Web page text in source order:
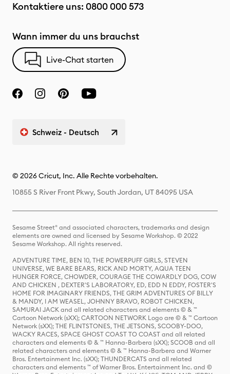
Kontaktiere uns: 0800 000 573
Wann immer du uns brauchst
Live-Chat starten
Schweiz - Deutsch
© 2026 Cricut, Inc. Alle Rechte vorbehalten.
10855 S River Front Pkwy, South Jordan, UT 84095 USA
Sesame Street® and associated characters, trademarks and design
elements are owned and licensed by Sesame Workshop. © 2022
Sesame Workshop. All rights reserved.
ADVENTURE TIME, BEN 10, THE POWERPUFF GIRLS, STEVEN
UNIVERSE, WE BARE BEARS, RICK AND MORTY, AQUA TEEN
HUNGER FORCE, CHOWDER, COURAGE THE COWARDLY DOG, COW
AND CHICKEN , DEXTER'S LABORATORY, ED, EDD N EDDY, FOSTER'S
HOME FOR IMAGINARY FRIENDS, THE GRIM ADVENTURES OF BILLY
& MANDY, I AM WEASEL, JOHNNY BRAVO, ROBOT CHICKEN,
SAMURAI JACK and all related characters and elements © & ™
Cartoon Network (sXX); CARTOON NETWORK Logo are © & ™ Cartoon
Network (sXX); THE FLINTSTONES, THE JETSONS, SCOOBY-DOO,
WACKY RACES, SPACE GHOST COAST TO COAST and all related
characters and elements © & ™ Hanna-Barbera (sXX); SCOOB and all
related characters and elements © & ™ Hanna-Barbera and Warner
Bros. Entertainment Inc. (sXX); THUNDERCATS and all related
characters and elements ™ of Warner Bros. Entertainment Inc. and ©